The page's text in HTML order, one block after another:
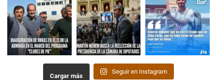
Cargar más
Seguir en Instagram